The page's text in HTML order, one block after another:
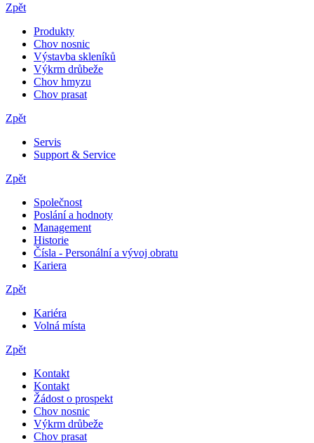
Zpět
Produkty
Chov nosnic
Výstavba skleníků
Výkrm drůbeže
Chov hmyzu
Chov prasat
Zpět
Servis
Support & Service
Zpět
Společnost
Poslání a hodnoty
Management
Historie
Čísla - Personální a vývoj obratu
Kariera
Zpět
Kariéra
Volná místa
Zpět
Kontakt
Kontakt
Žádost o prospekt
Chov nosnic
Výkrm drůbeže
Chov prasat